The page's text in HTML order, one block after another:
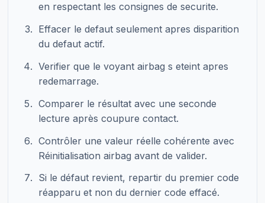
en respectant les consignes de securite.
Effacer le defaut seulement apres disparition
du defaut actif.
Verifier que le voyant airbag s eteint apres
redemarrage.
Comparer le résultat avec une seconde
lecture après coupure contact.
Contrôler une valeur réelle cohérente avec
Réinitialisation airbag avant de valider.
Si le défaut revient, repartir du premier code
réapparu et non du dernier code effacé.